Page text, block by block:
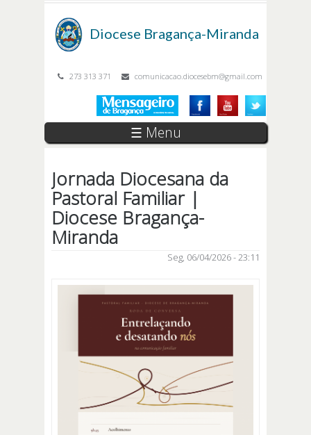
Diocese Bragança-Miranda
273 313 371 comunicacao.diocesebm@gmail.com
☰ Menu
Jornada Diocesana da
Pastoral Familiar |
Diocese Bragança-
Miranda
Seg, 06/04/2026 - 23:11